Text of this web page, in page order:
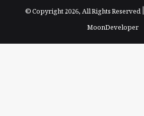
© Copyright 2026, All Rights Reserved |
MoonDeveloper